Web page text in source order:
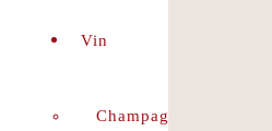
Vin
Champagne